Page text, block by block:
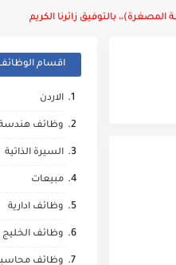
بالتوفيق زائرنا الكريم
اقسام
الاردن
وظائف
السيرة الذاتية
مبيعات
وظائف ادارية
وظائف الخليج
وظائف